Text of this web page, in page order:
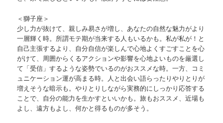
＜獅子座＞
少し力が抜けて、親しみ易さが増し、あなたの自然な魅力がより
一層輝く時。所謂モテ期が当来する人もいるかも。私が私が！と
自己主張するより、自分自信が楽しんで心地よくすごすことを心
がけて、周囲からくるアクションや影響を心地よいものを厳選し
て「受信」するような姿勢でいるのがおススメな時。一方、コミ
ュニケーション運が高まる時。人と出会い語らったりやりとりが
増えそうな暗示も。やりとりしながら実務的にしっかり応答する
ことで、自分の能力を生かすといいかも。旅もおススメ、近場も
よし、遠方もよし、何かと得るものが多そう。